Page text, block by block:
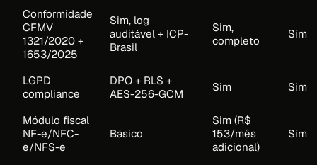
Conformidade
CFMV
1321/2020 +
1653/2025
Sim, log
auditável + ICP-
Brasil
Sim,
completo
Sim
LGPD
compliance
DPO + RLS +
AES-256-GCM
Sim Sim
Módulo fiscal
NF-e/NFC-
e/NFS-e
Básico
Sim (R$
153/mês
adicional)
Sim